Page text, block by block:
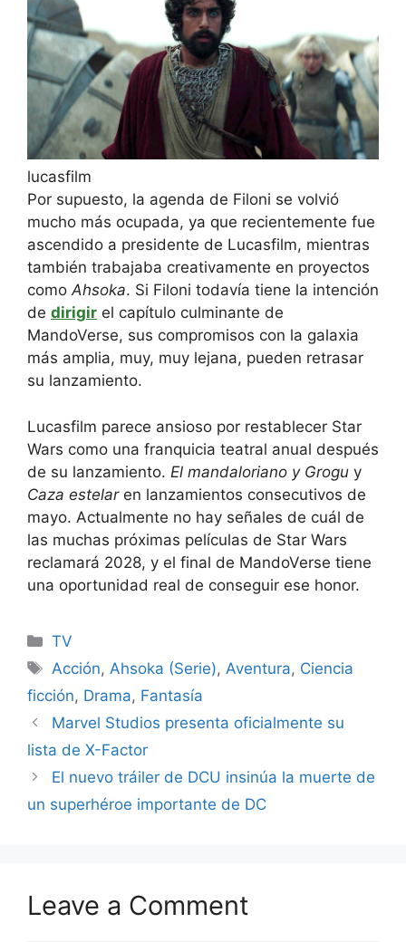
lucasfilm
Por supuesto, la agenda de Filoni se volvió
mucho más ocupada, ya que recientemente fue
ascendido a presidente de Lucasfilm, mientras
también trabajaba creativamente en proyectos
comoAhsoka. Si Filoni todavía tiene la intención
de dirigir el capítulo culminante de
MandoVerse, sus compromisos con la galaxia
más amplia, muy, muy lejana, pueden retrasar
su lanzamiento.
Lucasfilm parece ansioso por restablecer Star
Wars como una franquicia teatral anual después
de su lanzamiento. El mandaloriano y Grogu y
Caza estelar en lanzamientos consecutivos de
mayo. Actualmente no hay señales de cuál de
las muchas próximas películas de Star Wars
reclamará 2028, y el final de MandoVerse tiene
una oportunidad real de conseguir ese honor.
Categories
TV
Tags
Acción, Ahsoka (Serie), Aventura, Ciencia
ficción, Drama, Fantasía
Marvel Studios presenta oficialmente su
lista de X-Factor
El nuevo tráiler de DCU insinúa la muerte de
un superhéroe importante de DC
Leave a Comment